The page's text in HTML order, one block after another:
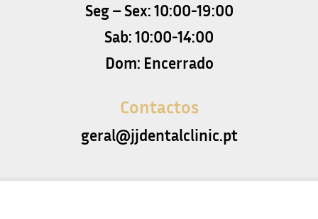
Seg – Sex: 10:00-19:00
Sab: 10:00-14:00
Dom: Encerrado
Contactos
geral@jjdentalclinic.pt